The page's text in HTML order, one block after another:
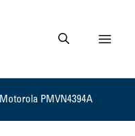
Gå till söksidan
Visa
Motorola PMVN4394A